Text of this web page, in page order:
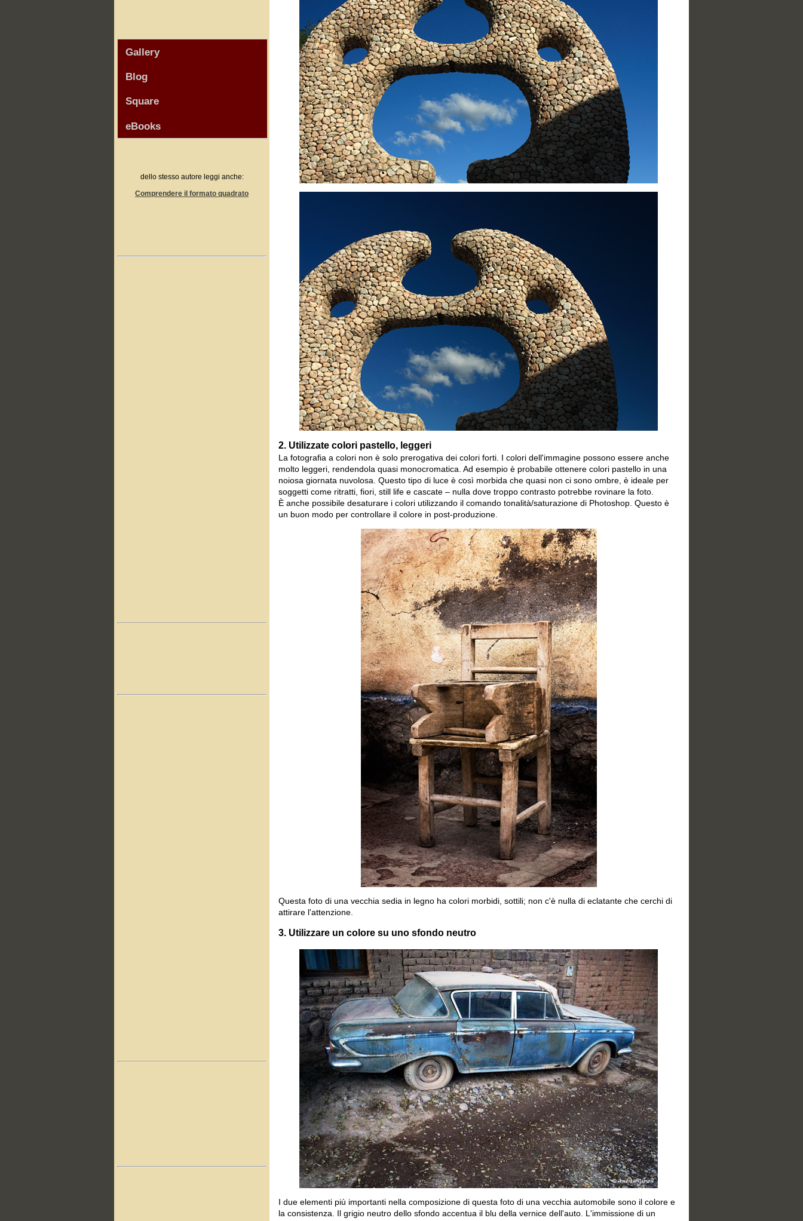
Gallery
Blog
Square
eBooks
dello stesso autore leggi anche:
Comprendere il formato quadrato
2. Utilizzate colori pastello, leggeri
La fotografia a colori non è solo prerogativa dei colori forti. I colori dell'immagine possono essere anche
molto leggeri, rendendola quasi monocromatica. Ad esempio è probabile ottenere colori pastello in una
noiosa giornata nuvolosa. Questo tipo di luce è così morbida che quasi non ci sono ombre, è ideale per
soggetti come ritratti, fiori, still life e cascate – nulla dove troppo contrasto potrebbe rovinare la foto.
È anche possibile desaturare i colori utilizzando il comando tonalità/saturazione di Photoshop. Questo è
un buon modo per controllare il colore in post-produzione.
Questa foto di una vecchia sedia in legno ha colori morbidi, sottili; non c'è nulla di eclatante che cerchi di
attirare l'attenzione.
3. Utilizzare un colore su uno sfondo neutro
I due elementi più importanti nella composizione di questa foto di una vecchia automobile sono il colore e
la consistenza. Il grigio neutro dello sfondo accentua il blu della vernice dell'auto. L'immissione di un